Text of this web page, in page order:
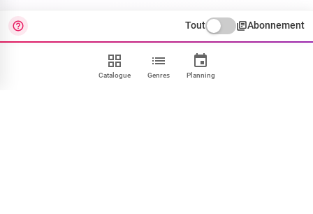
Catalogue Genres Planning
Tout Abonnement